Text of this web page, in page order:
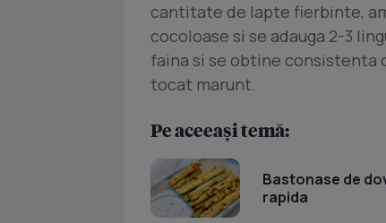
cantitate de lapte fierbinte,
cocoloase si se adauga 2-3
faina si se obtine consistenta
tocat marunt.
Pe aceeași temă:
Bastonase de
rapida